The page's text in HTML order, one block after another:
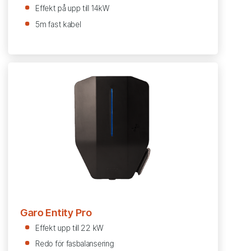
Effekt på upp till 14kW
5m fast kabel
Garo Entity Pro
Effekt upp till 22 kW
Redo för fasbalansering